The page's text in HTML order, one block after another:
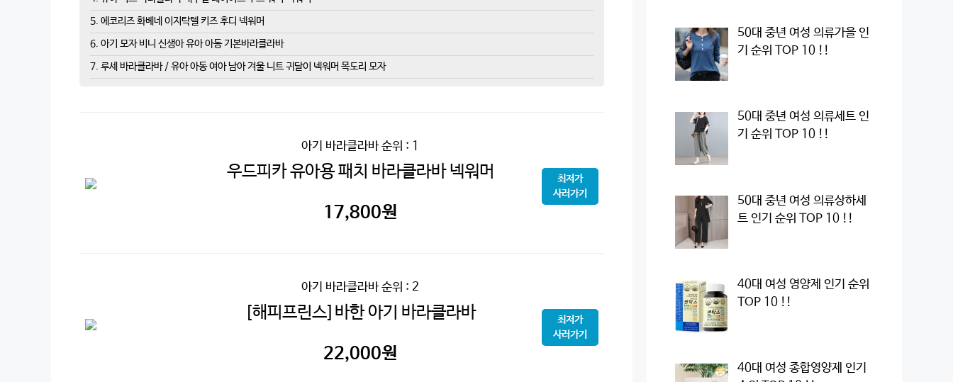
5. 에코리즈 화베네 이지탁텔 키즈 후디 넥워머
6. 아기 모자 비니 신생아 유아 아동 기본바라클라바
7. 루세 바라클라바 / 유아 아동 여아 남아 겨울 니트 귀달이 넥워머 목도리 모자
아기 바라클라바순위 : 1
우드피카 유아용 패치 바라클라바 넥워머
17,800원
최저가
사러가기
아기 바라클라바순위 : 2
[해피프린스]바한 아기 바라클라바
22,000원
최저가
사러가기
50대 중년 여성 의류가을 인
기 순위 TOP 10 !!
50대 중년 여성 의류세트 인
기 순위 TOP 10 !!
50대 중년 여성 의류상하세
트 인기 순위 TOP 10 !!
40대 여성 영양제 인기 순위
TOP 10 !!
40대 여성 종합영양제 인기